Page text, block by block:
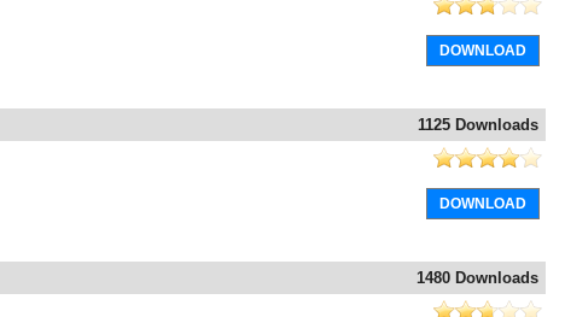
DOWNLOAD
1125 Downloads
DOWNLOAD
1480 Downloads